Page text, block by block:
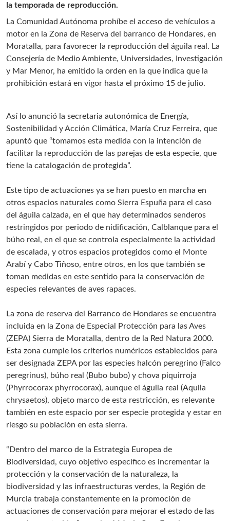
la temporada de reproducción.
La Comunidad Autónoma prohíbe el acceso de vehículos a
motor en la Zona de Reserva del barranco de Hondares, en
Moratalla, para favorecer la reproducción del águila real. La
Consejería de Medio Ambiente, Universidades, Investigación
y Mar Menor, ha emitido la orden en la que indica que la
prohibición estará en vigor hasta el próximo 15 de julio.
Así lo anunció la secretaria autonómica de Energía,
Sostenibilidad y Acción Climática, María Cruz Ferreira, que
apuntó que “tomamos esta medida con la intención de
facilitar la reproducción de las parejas de esta especie, que
tiene la catalogación de protegida”.
Este tipo de actuaciones ya se han puesto en marcha en
otros espacios naturales como Sierra Espuña para el caso
del águila calzada, en el que hay determinados senderos
restringidos por periodo de nidificación, Calblanque para el
búho real, en el que se controla especialmente la actividad
de escalada, y otros espacios protegidos como el Monte
Arabí y Cabo Tiñoso, entre otros, en los que también se
toman medidas en este sentido para la conservación de
especies relevantes de aves rapaces.
La zona de reserva del Barranco de Hondares se encuentra
incluida en la Zona de Especial Protección para las Aves
(ZEPA) Sierra de Moratalla, dentro de la Red Natura 2000.
Esta zona cumple los criterios numéricos establecidos para
ser designada ZEPA por las especies halcón peregrino (Falco
peregrinus), búho real (Bubo bubo) y chova piquirroja
(Phyrrocorax phyrrocorax), aunque el águila real (Aquila
chrysaetos), objeto marco de esta restricción, es relevante
también en este espacio por ser especie protegida y estar en
riesgo su población en esta sierra.
“Dentro del marco de la Estrategia Europea de
Biodiversidad, cuyo objetivo específico es incrementar la
protección y la conservación de la naturaleza, la
biodiversidad y las infraestructuras verdes, la Región de
Murcia trabaja constantemente en la promoción de
actuaciones de conservación para mejorar el estado de las